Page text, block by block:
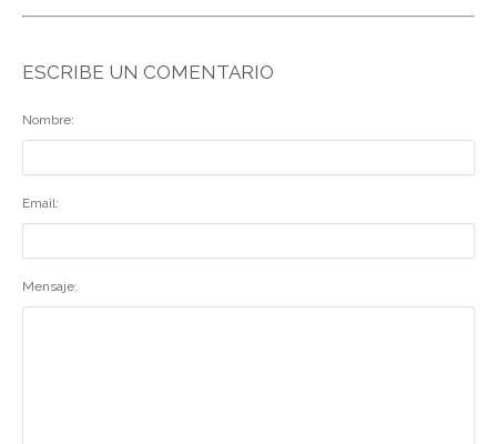
ESCRIBE UN COMENTARIO
Nombre:
Email:
Mensaje: